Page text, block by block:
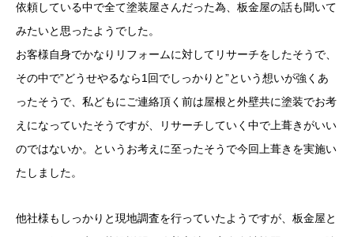
依頼している中で全て塗装屋さんだった為、板金屋の話も聞いて
みたいと思ったようでした。
お客様自身でかなりリフォームに対してリサーチをしたそうで、
その中で”どうせやるなら1回でしっかりと”という想いが強くあ
ったそうで、私どもにご連絡頂く前は屋根と外壁共に塗装でお考
えになっていたそうですが、リサーチしていく中で上葺きがいい
のではないか。というお考えに至ったそうで今回上葺きを実施い
たしました。
他社様もしっかりと現地調査を行っていたようですが、板金屋と